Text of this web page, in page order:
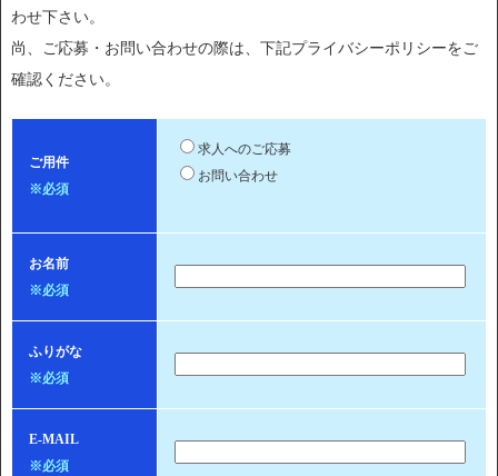
わせ下さい。
尚、ご応募・お問い合わせの際は、下記プライバシーポリシーをご
確認ください。
ご用件
※必須
求人へのご応募
お問い合わせ
お名前
※必須
ふりがな
※必須
E-MAIL
※必須